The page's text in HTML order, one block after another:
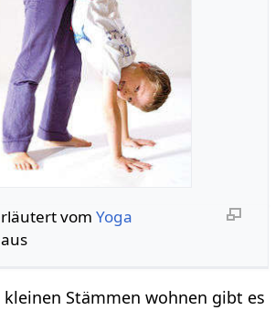
- erläutert vom Yoga
kleinen Stämmen wohnen gibt es